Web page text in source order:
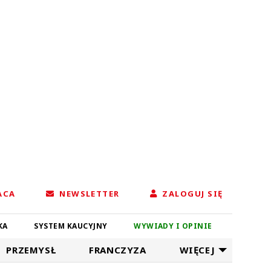
NEWSLETTER ZALOGUJ SIĘ
SYSTEM KAUCYJNY WYWIADY I OPINIE
PRZEMYSŁ FRANCZYZA WIĘCEJ